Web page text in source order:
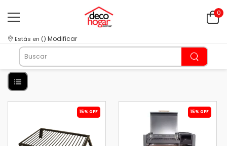
0
Estás en () Modificar
15% OFF 15% OFF